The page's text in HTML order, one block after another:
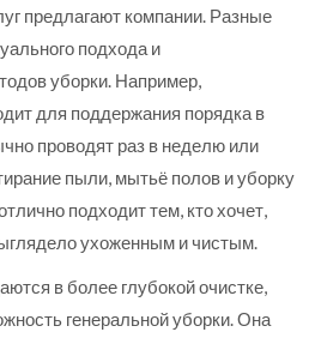
предлагают компании. Разные
подхода и
уборки. Например,
для поддержания порядка в
проводят раз в неделю или
пыли, мытьё полов и уборку
подходит тем, кто хочет,
ухоженным и чистым.
в более глубокой очистке,
генеральной уборки. Она